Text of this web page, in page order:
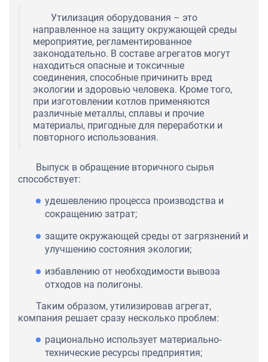
Утилизация оборудования – это
направленное на защиту окружающей среды
мероприятие, регламентированное
законодательно. В составе агрегатов могут
находиться опасные и токсичные
соединения, способные причинить вред
экологии и здоровью человека. Кроме того,
при изготовлении котлов применяются
различные металлы, сплавы и прочие
материалы, пригодные для переработки и
повторного использования.
Выпуск в обращение вторичного сырья
способствует:
удешевлению процесса производства и
сокращению затрат;
защите окружающей среды от загрязнений и
улучшению состояния экологии;
избавлению от необходимости вывоза
отходов на полигоны.
Таким образом, утилизировав агрегат,
компания решает сразу несколько проблем:
рационально использует материально-
технические ресурсы предприятия;